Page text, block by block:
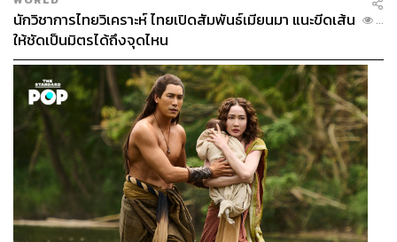
นักวิชาการไทยวิเคราะห์ ไทยเปิดสัมพันธ์เมียนมา แนะขีดเส้น
ให้ชัดเป็นมิตรได้ถึงจุดไหน
...